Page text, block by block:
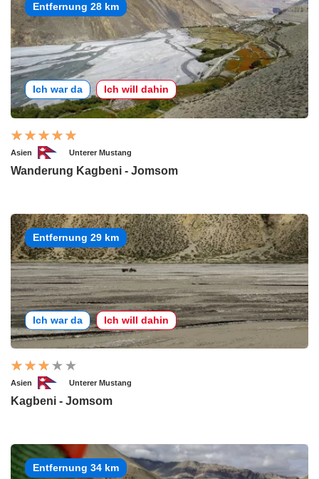
Entfernung 28 km
Ich war da Ich will dahin
Asien Unterer Mustang
Wanderung Kagbeni - Jomsom
Entfernung 29 km
Ich war da Ich will dahin
Asien Unterer Mustang
Kagbeni - Jomsom
Entfernung 34 km